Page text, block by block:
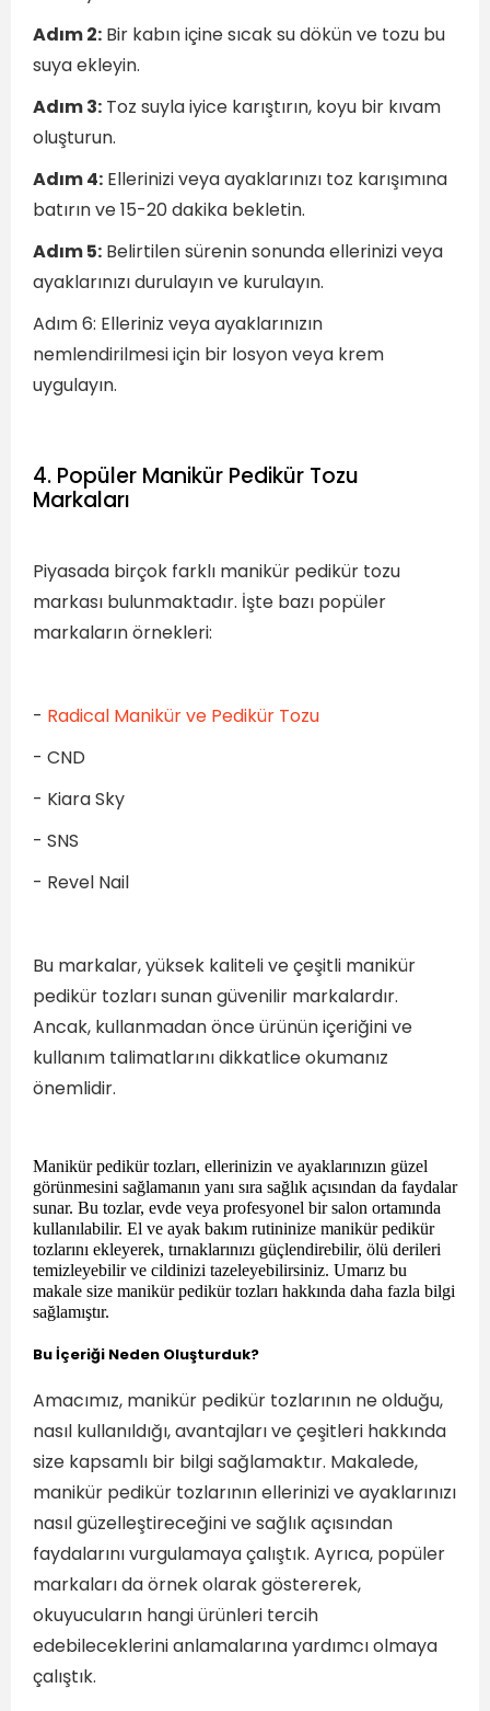
Adım 2: Bir kabın içine sıcak su dökün ve tozu bu
suya ekleyin.
Adım 3: Toz suyla iyice karıştırın, koyu bir kıvam
oluşturun.
Adım 4: Ellerinizi veya ayaklarınızı toz karışımına
batırın ve 15-20 dakika bekletin.
Adım 5: Belirtilen sürenin sonunda ellerinizi veya
ayaklarınızı durulayın ve kurulayın.
Adım 6: Elleriniz veya ayaklarınızın
nemlendirilmesi için bir losyon veya krem
uygulayın.
4. Popüler Manikür Pedikür Tozu
Markaları
Piyasada birçok farklı manikür pedikür tozu
markası bulunmaktadır. İşte bazı popüler
markaların örnekleri:
- Radical Manikür ve Pedikür Tozu
- CND
- Kiara Sky
- SNS
- Revel Nail
Bu markalar, yüksek kaliteli ve çeşitli manikür
pedikür tozları sunan güvenilir markalardır.
Ancak, kullanmadan önce ürünün içeriğini ve
kullanım talimatlarını dikkatlice okumanız
önemlidir.
Manikür pedikür tozları, ellerinizin ve ayaklarınızın güzel
görünmesini sağlamanın yanı sıra sağlık açısından da faydalar
sunar. Bu tozlar, evde veya profesyonel bir salon ortamında
kullanılabilir. El ve ayak bakım rutininize manikür pedikür
tozlarını ekleyerek, tırnaklarınızı güçlendirebilir, ölü derileri
temizleyebilir ve cildinizi tazeleyebilirsiniz. Umarız bu
makale size manikür pedikür tozları hakkında daha fazla bilgi
sağlamıştır.
Bu İçeriği Neden Oluşturduk?
Amacımız, manikür pedikür tozlarının ne olduğu,
nasıl kullanıldığı, avantajları ve çeşitleri hakkında
size kapsamlı bir bilgi sağlamaktır. Makalede,
manikür pedikür tozlarının ellerinizi ve ayaklarınızı
nasıl güzelleştireceğini ve sağlık açısından
faydalarını vurgulamaya çalıştık. Ayrıca, popüler
markaları da örnek olarak göstererek,
okuyucuların hangi ürünleri tercih
edebileceklerini anlamalarına yardımcı olmaya
çalıştık.